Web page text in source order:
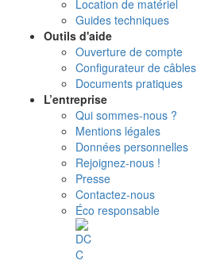
Location de matériel
Guides techniques
Outils d'aide
Ouverture de compte
Configurateur de câbles
Documents pratiques
L’entreprise
Qui sommes-nous ?
Mentions légales
Données personnelles
Rejoignez-nous !
Presse
Contactez-nous
Éco responsable